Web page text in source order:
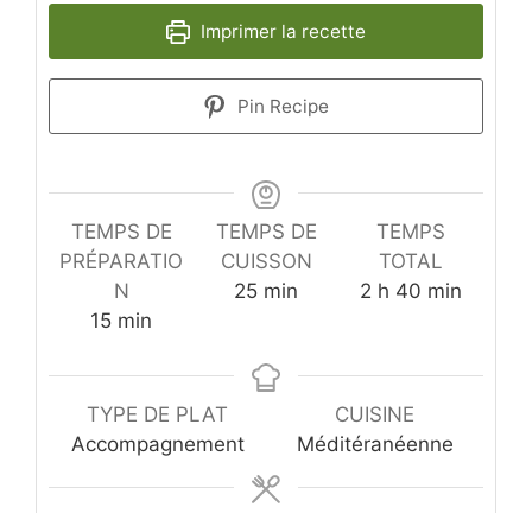
Imprimer la recette
Pin Recipe
TEMPS DE
PRÉPARATIO
N
15minutes
min
TEMPS DE
CUISSON
25minutes
min
TEMPS
TOTAL
2 heures
h 40 minutes
min
TYPE DE PLAT
Accompagnement
CUISINE
Méditéranéenne